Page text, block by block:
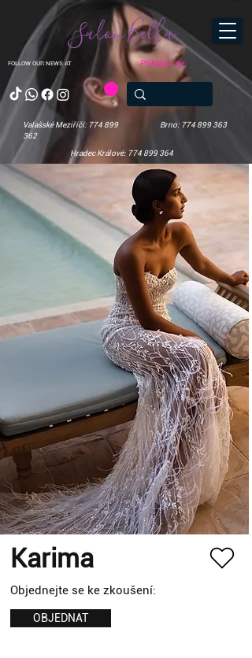
FOLLOW OUR NEWS AT
Salon Bella
Valašské Meziříčí: 774 899
362
Brno: 774 899 363
Hradec Králové: 774 899 364
Přihlásit se
Karima
Objednejte se ke zkoušení:
OBJEDNAT